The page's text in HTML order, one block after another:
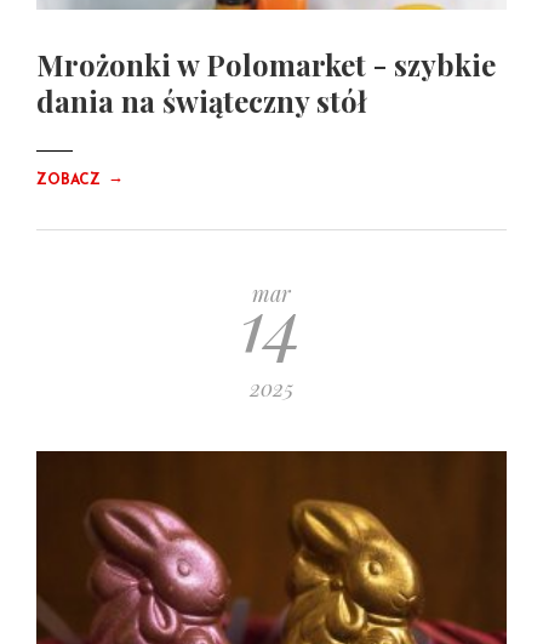
Mrożonki w Polomarket - szybkie
dania na świąteczny stół
ZOBACZ →
mar
14
2025